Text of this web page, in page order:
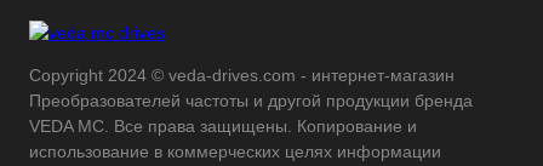
Copyright 2024 © veda-drives.com - интернет-магазин
Преобразователей частоты и другой продукции бренда
VEDA MC. Все права защищены. Копирование и
использование в коммерческих целях информации